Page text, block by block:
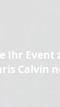
Ihr Event
Calvin